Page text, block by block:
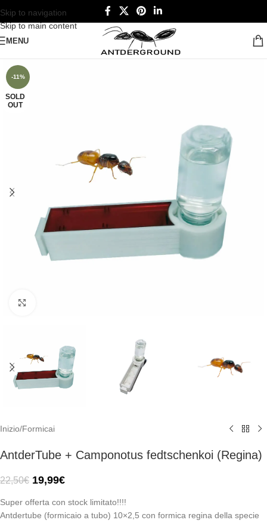
Skip to navigation
Skip to main content
MENU
-11%
SOLD
OUT
Inizio/Formicai
AntderTube + Camponotus fedtschenkoi (Regina)
22,50€ 19,99€
Super offerta con stock limitato!!!!
Antdertube (formicaio a tubo) 10×2,5 con formica regina della specie